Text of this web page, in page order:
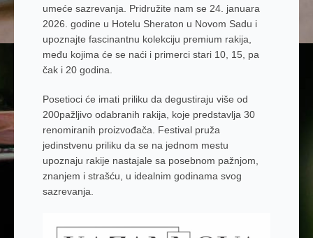
umeće sazrevanja. Pridružite nam se 24. januara
2026. godine u Hotelu Sheraton u Novom Sadu i
upoznajte fascinantnu kolekciju premium rakija,
među kojima će se naći i primerci stari 10, 15, pa
čak i 20 godina.
Posetioci će imati priliku da degustiraju više od
200pažljivo odabranih rakija, koje predstavlja 30
renomiranih proizvođača. Festival pruža
jedinstvenu priliku da se na jednom mestu
upoznaju rakije nastajale sa posebnom pažnjom,
znanjem i strašću, u idealnim godinama svog
sazrevanja.